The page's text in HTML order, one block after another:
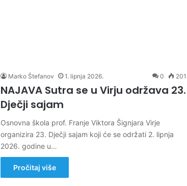
Marko Štefanov 1. lipnja 2026. 0 201
NAJAVA Sutra se u Virju održava 23.
Dječji sajam
Osnovna škola prof. Franje Viktora Šignjara Virje
organizira 23. Dječji sajam koji će se održati 2. lipnja
2026. godine u…
Pročitaj više